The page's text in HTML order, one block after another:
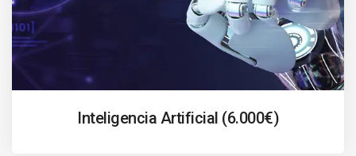
Inteligencia Artificial (6.000€)